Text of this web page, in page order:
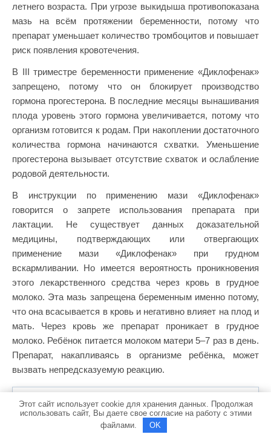
летнего возраста. При угрозе выкидыша противопоказана
мазь на всём протяжении беременности, потому что
препарат уменьшает количество тромбоцитов и повышает
риск появления кровотечения.
В III триместре беременности применение «Диклофенак»
запрещено, потому что он блокирует производство
гормона прогестерона. В последние месяцы вынашивания
плода уровень этого гормона увеличивается, потому что
организм готовится к родам. При накоплении достаточного
количества гормона начинаются схватки. Уменьшение
прогестерона вызывает отсутствие схваток и ослабление
родовой деятельности.
В инструкции по применению мази «Диклофенак»
говорится о запрете использования препарата при
лактации. Не существует данных доказательной
медицины, подтверждающих или отвергающих
применение мази «Диклофенак» при грудном
вскармливании. Но имеется вероятность проникновения
этого лекарственного средства через кровь в грудное
молоко. Эта мазь запрещена беременным именно потому,
что она всасывается в кровь и негативно влияет на плод и
мать. Через кровь же препарат проникает в грудное
молоко. Ребёнок питается молоком матери 5–7 раз в день.
Препарат, накапливаясь в организме ребёнка, может
вызвать непредсказуемую реакцию.
ПРИМЕНЕНИЕ В ДЕТСКОМ ВОЗРАСТЕ
В детском возрасте до 6 лет препараты с
Этот сайт использует cookie для хранения данных. Продолжая
использовать сайт, Вы даете свое согласие на работу с этими
файлами.
OK